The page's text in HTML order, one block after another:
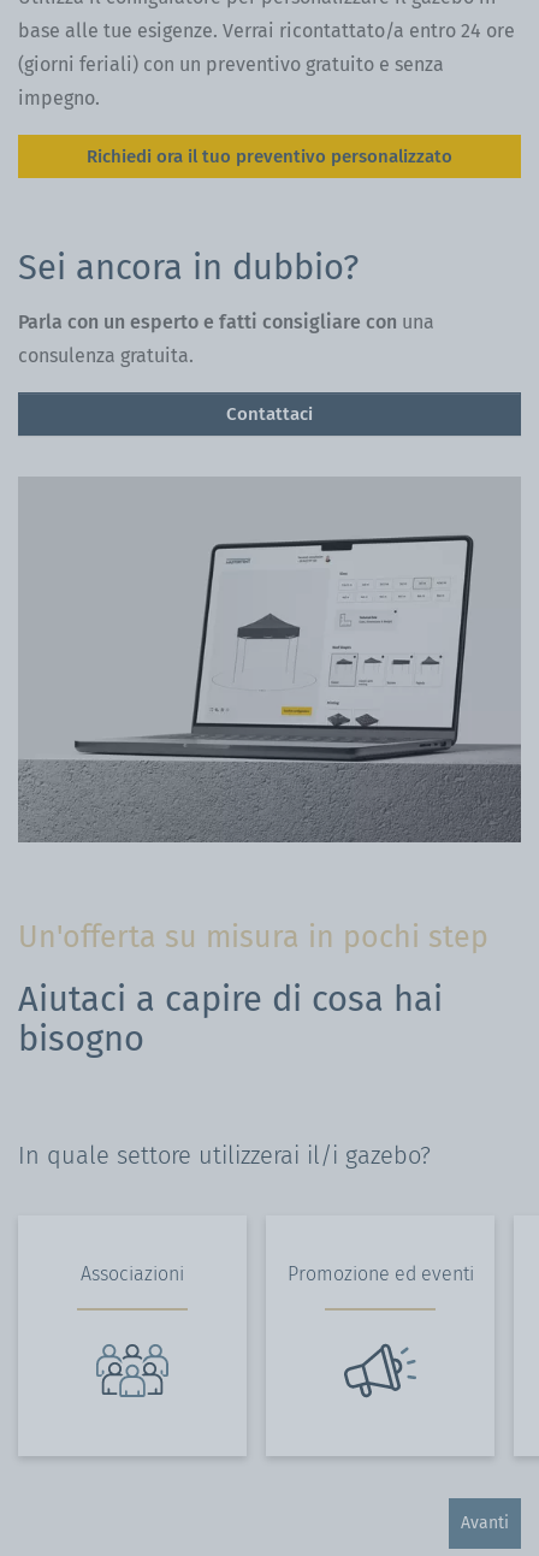
base alle tue esigenze. Verrai ricontattato/a entro 24 ore
(giorni feriali) con un preventivo gratuito e senza
impegno.
Richiedi ora il tuo preventivo personalizzato
Sei ancora in dubbio?
Parla con un esperto e fatti consigliare con una
consulenza gratuita.
Contattaci
Un'offerta su misura in pochi step
Aiutaci a capire di cosa hai
bisogno
In quale settore utilizzerai il/i gazebo?
Associazioni Promozione ed eventi
Avanti